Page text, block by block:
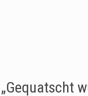
„Gequatscht